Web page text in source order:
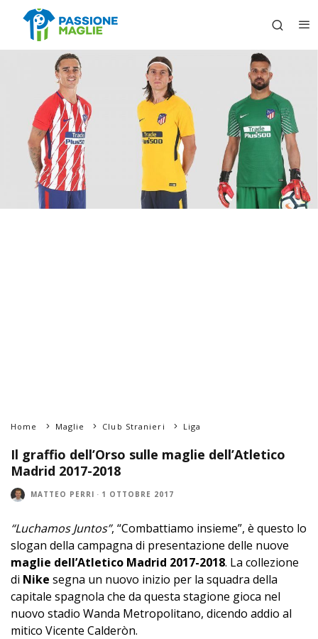
Home Maglie Club Stranieri Liga
Il graffio dell’Orso sulle maglie dell’Atletico
Madrid 2017-2018
MATTEO PERRI · 1 OTTOBRE 2017
“Luchamos Juntos”, “Combattiamo insieme”, è questo lo
slogan della campagna di presentazione delle nuove
maglie dell’Atletico Madrid 2017-2018. La collezione
di Nike segna un nuovo inizio per la squadra della
capitale spagnola che da questa stagione gioca nel
nuovo stadio Wanda Metropolitano, dicendo addio al
mitico Vicente Calderòn.